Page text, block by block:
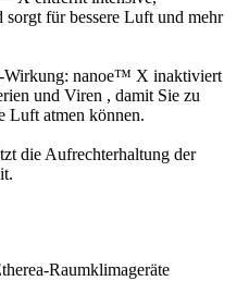
sorgt für bessere Luft und mehr
nanoe™ X inaktiviert
und Viren , damit Sie zu
Luft atmen können.
die Aufrechterhaltung der